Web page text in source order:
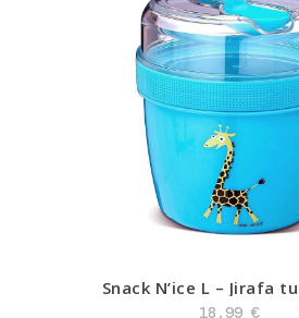
Snack N’ice L – Jirafa
18,99 €